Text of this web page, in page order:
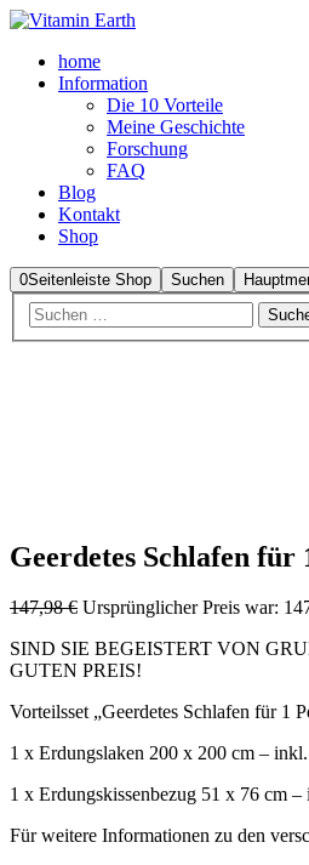
home
Information
Die 10 Vorteile
Meine Geschichte
Forschung
FAQ
Blog
Kontakt
Shop
0Seitenleiste Shop Suchen
Geerdetes Schlafen für
147,98€ Ursprünglicher Preis war:
SIND SIE BEGEISTERT VON
GUTEN PREIS!
Vorteilsset „Geerdetes Schlafen für 1
1 x Erdungslaken 200 x 200 cm –
1 x Erdungskissenbezug 51 x 76 cm
Für weitere Informationen zu den